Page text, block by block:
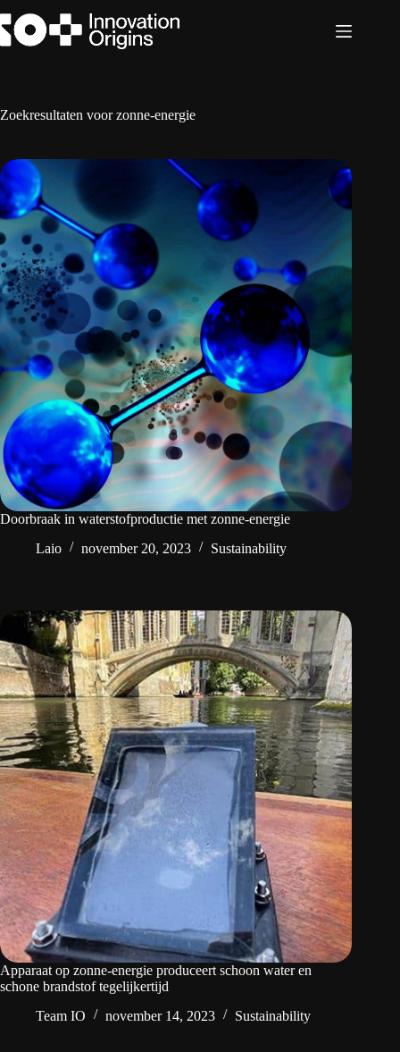
naar
de
Zoekresultaten voor zonne-energie
Doorbraak in waterstofproductie met zonne-energie
Laio
november 20, 2023 Sustainability
Apparaat op zonne-energie produceert schoon water en
schone brandstof tegelijkertijd
Team IO
november 14, 2023 Sustainability